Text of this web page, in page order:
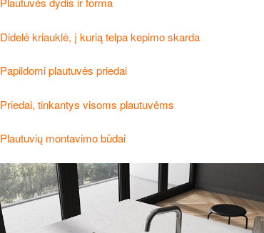
Didelė kriauklė, į kurią telpa kepimo skarda
Papildomi plautuvės priedai
Priedai, tinkantys visoms plautuvėms
Plautuvių montavimo būdai